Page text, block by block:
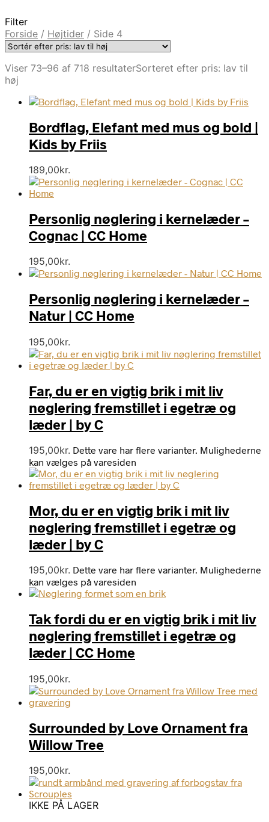
Filter
Forside / Højtider / Side 4
Viser 73–96 af 718 resultaterSorteret efter pris: lav til
høj
Bordflag, Elefant med mus og bold |
Kids by Friis
189,00kr.
Personlig nøglering i kernelæder –
Cognac | CC Home
195,00kr.
Personlig nøglering i kernelæder –
Natur | CC Home
195,00kr.
Far, du er en vigtig brik i mit liv
nøglering fremstillet i egetræ og
læder | by C
195,00kr. Dette vare har flere varianter. Mulighederne
kan vælges på varesiden
Mor, du er en vigtig brik i mit liv
nøglering fremstillet i egetræ og
læder | by C
195,00kr. Dette vare har flere varianter. Mulighederne
kan vælges på varesiden
Tak fordi du er en vigtig brik i mit liv
nøglering fremstillet i egetræ og
læder | CC Home
195,00kr.
Surrounded by Love Ornament fra
Willow Tree
195,00kr.
IKKE PÅ LAGER